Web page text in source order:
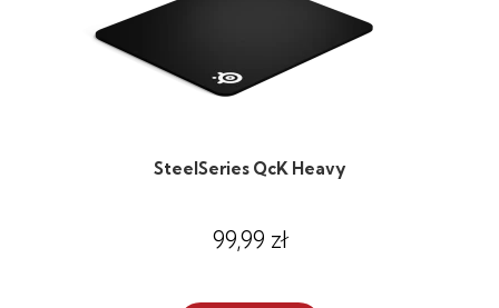
SteelSeries QcK Heavy
99,99 zł